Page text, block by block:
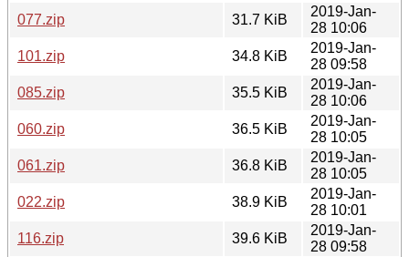
077.zip
31.7 KiB
2019-Jan-
28 10:06
101.zip
34.8 KiB
2019-Jan-
28 09:58
085.zip
35.5 KiB
2019-Jan-
28 10:06
060.zip
36.5 KiB
2019-Jan-
28 10:05
061.zip
36.8 KiB
2019-Jan-
28 10:05
022.zip
38.9 KiB
2019-Jan-
28 10:01
116.zip
39.6 KiB
2019-Jan-
28 09:58